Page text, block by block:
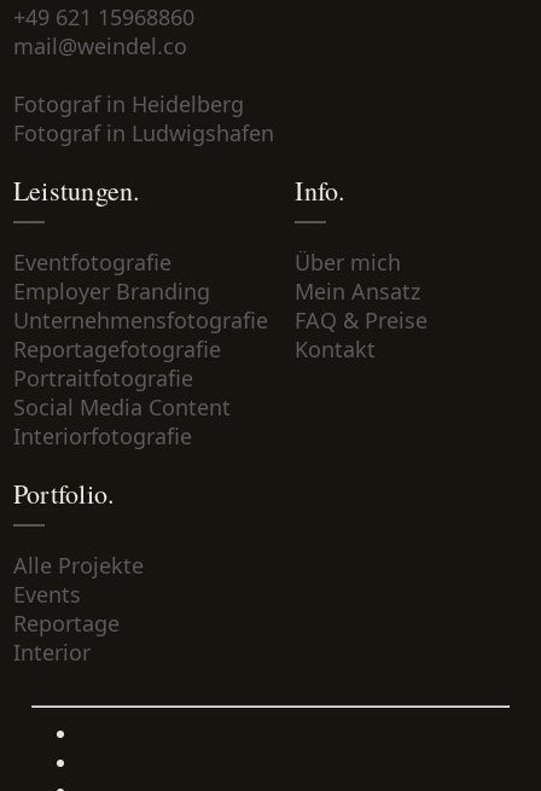
+49 621 15968860
mail@weindel.co
Fotograf in Heidelberg
Fotograf in Ludwigshafen
Leistungen.
Eventfotografie
Employer Branding
Unternehmensfotografie
Reportagefotografie
Portraitfotografie
Social Media Content
Interiorfotografie
Info.
Über mich
Mein Ansatz
FAQ & Preise
Kontakt
Portfolio.
Alle Projekte
Events
Reportage
Interior